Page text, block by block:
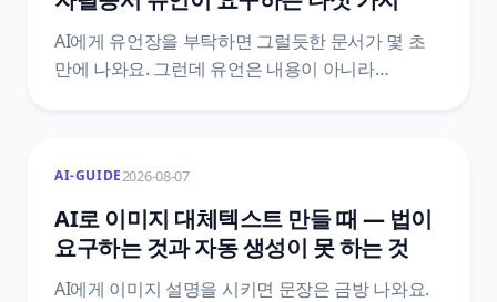
AI에게 유언장을 부탁하면 그럴듯한 문서가 몇 초
만에 나와요. 그런데 유언은 내용이 아니라
원문으로 AI가 어디까지 도울 수 있고 어디서
멈춰야 하는지를 갈랐어요.
AI-GUIDE2026-08-07
AI로 이미지 대체텍스트 만들 때 — 법이
요구하는 것과 자동 생성이 못 하는 것
AI에게 이미지 설명을 시키면 문장은 금방 나와요.